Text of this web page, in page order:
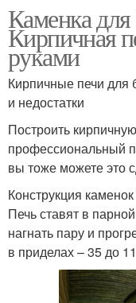
Каменка
Кирпичная
руками
Кирпичные печи для
и недостатки
Построить
профессиональный
вы тоже можете это
Конструкция
Печь ставят в
нагнать пару и
в приделах – 35 до